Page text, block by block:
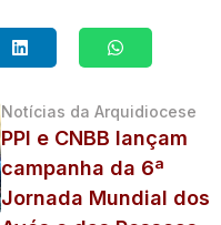
Notícias da Arquidiocese
PPI e CNBB lançam
campanha da 6ª
Jornada Mundial dos